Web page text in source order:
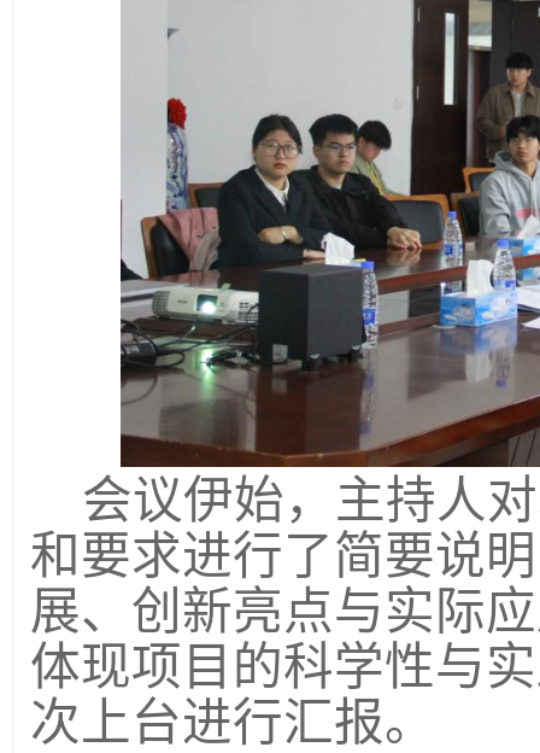
会议伊始，主持人
和要求进行了简要说
展、创新亮点与实际
体现项目的科学性与
次上台进行汇报。